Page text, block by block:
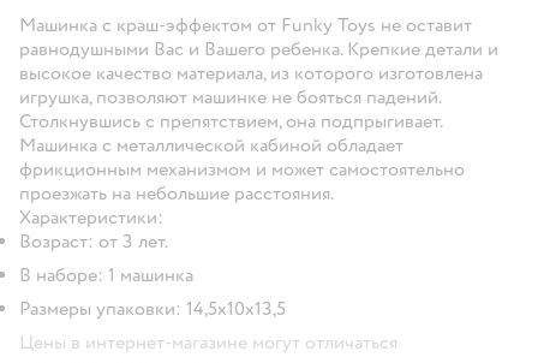
Машинка с краш-эффектом от Funky Toys не оставит
равнодушными Вас и Вашего ребенка. Крепкие детали и
высокое качество материала, из которого изготовлена
игрушка, позволяют машинке не бояться падений.
Столкнувшись с препятствием, она подпрыгивает.
Машинка с металлической кабиной обладает
фрикционным механизмом и может самостоятельно
проезжать на небольшие расстояния.
Характеристики:
Возраст: от 3 лет.
В наборе: 1 машинка
Размеры упаковки: 14,5х10х13,5
Цены в интернет-магазине могут отличаться